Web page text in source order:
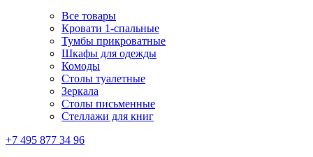
Все товары
Кровати 1-спальные
Тумбы прикроватные
Шкафы для одежды
Комоды
Столы туалетные
Зеркала
Столы письменные
Стеллажи для книг
+7 495 877 34 96